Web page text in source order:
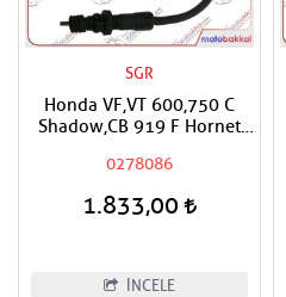
SGR
Honda VF,VT 600,750 C
Shadow,CB 919 F Hornet
0278086
1.833,00
İNCELE